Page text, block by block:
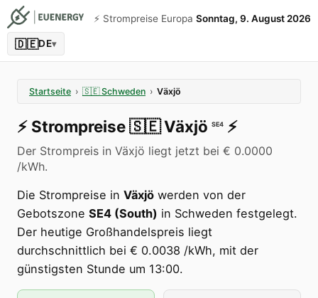
⚡️ Strompreise Europa Sonntag, 9. August 2026
🇩🇪DE▾
Startseite › 🇸🇪 Schweden › Växjö
⚡️ Strompreise🇸🇪Växjö SE4 ⚡️
Der Strompreis in Växjö liegt jetzt bei € 0.0000
/kWh.
Die Strompreise in Växjö werden von der
Gebotszone SE4 (South) in Schweden festgelegt.
Der heutige Großhandelspreis liegt
durchschnittlich bei € 0.0038 /kWh, mit der
günstigsten Stunde um 13:00.